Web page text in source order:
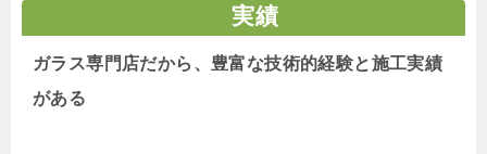
実績
ガラス専門店だから、豊富な技術的経験と施工実績
がある